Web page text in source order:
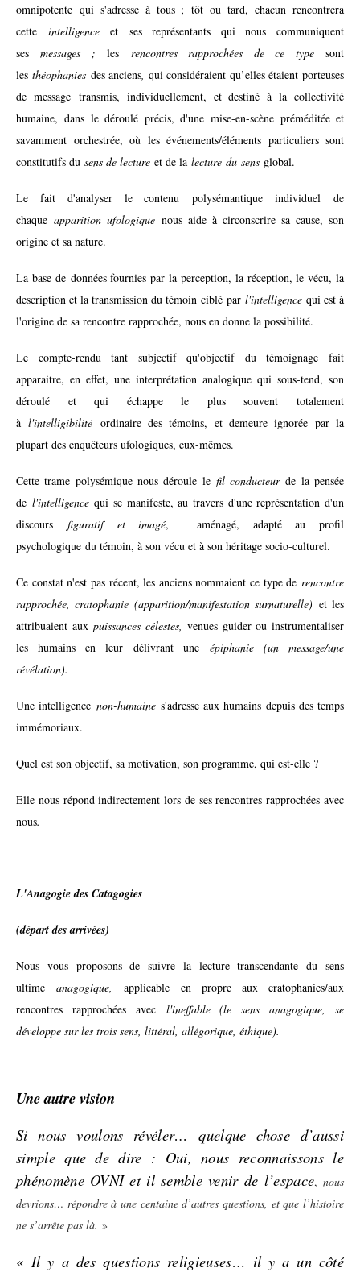
omnipotente qui s'adresse à tous ; tôt ou tard, chacun rencontrera
cette intelligenceet
ses représentants qui nous communiquent
sesmessages ; les rencontres rapprochées de ce typesont
les théophanies des anciens, qui considéraient qu’elles étaientporteuses
de message transmis, individuellement, et destiné à la collectivité
humaine, dans le déroulé précis, d'une mise-en-scène préméditée et
savamment orchestrée, où les événements/éléments particuliers sont
constitutifs du sens de lecture et de la lecture du sens global.
Le fait d'analyser le contenu polysémantique individuel de
chaque apparition ufologique nous aide à circonscrire sa cause, son
origine et sa nature.
La base de données fournies par la perception, la réception, le vécu, la
description et la transmission du témoin ciblé par l'intelligencequi est à
l'origine de sa rencontre rapprochée, nous en donne la possibilité.
Le compte-rendu tant subjectif qu'objectif du témoignage fait
apparaitre, en effet, une interprétation analogique qui sous-tend, son
déroulé et qui échappe le plus souvent totalement
àl'intelligibilité ordinaire des témoins, et demeure ignorée par la
plupart des enquêteurs ufologiques, eux-mêmes.
Cette trame polysémique nous déroule le fil conducteurde la pensée
de l'intelligencequi se manifeste, au travers d'une représentation d'un
discours figuratif et imagé, aménagé, adapté au profil
psychologique du témoin, à son vécu et à son héritage socio-culturel.
Ce constat n'est pas récent, les anciens nommaient ce type de rencontre
rapprochée, cratophanie (apparition/manifestation surnaturelle) et les
attribuaient auxpuissances célestes,venues guider ou instrumentaliser
les humains en leur délivrant une épiphanie (un message/une
révélation).
Une intelligence non-humaines'adresse aux humains depuis des temps
immémoriaux.
Quel est son objectif, sa motivation, son programme, qui est-elle ?
Elle nous répond indirectement lors de ses rencontres rapprochées avec
nous.
L'Anagogie des Catagogies
(départ des arrivées)
Nous vous proposons de suivre la lecture transcendante du sens
ultimeanagogique,applicable en propre aux cratophanies/aux
rencontres rapprochées avec l'ineffable (le sens anagogique, se
développe sur les trois sens, littéral, allégorique, éthique).
Une autre vision
Si nous voulons révéler… quelque chose d’aussi
simple que de dire : Oui, nous reconnaissons le
phénomène OVNI et il semble venir de l’espace, nous
devrions… répondre à une centaine d’autres questions, et que l’histoire
ne s’arrête pas là. »
« Il y a des questions religieuses… il y a un côté